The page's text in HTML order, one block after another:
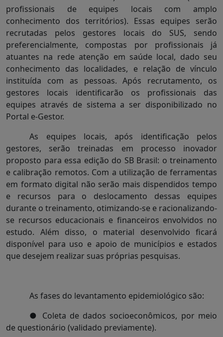
profissionais de equipes locais com amplo
conhecimento dos territórios). Essas equipes serão
recrutadas pelos gestores locais do SUS, sendo
preferencialmente, compostas por profissionais já
atuantes na rede atenção em saúde local, dado seu
conhecimento das localidades, e relação de vínculo
instituída com as pessoas. Após recrutamento, os
gestores locais identificarão os profissionais das
equipes através de sistema a ser disponibilizado no
Portal e-Gestor.
As equipes locais, após identificação pelos
gestores, serão treinadas em processo inovador
proposto para essa edição do SB Brasil: o treinamento
e calibração remotos. Com a utilização de ferramentas
em formato digital não serão mais dispendidos tempo
e recursos para o deslocamento dessas equipes
durante o treinamento, otimizando-se e racionalizando-
se recursos educacionais e financeiros envolvidos no
estudo. Além disso, o material desenvolvido ficará
disponível para uso e apoio de municípios e estados
que desejem realizar suas próprias pesquisas.
As fases do levantamento epidemiológico são:
● Coleta de dados socioeconômicos, por meio
de questionário (validado previamente).